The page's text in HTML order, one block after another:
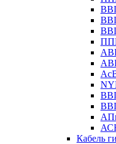
Кабель